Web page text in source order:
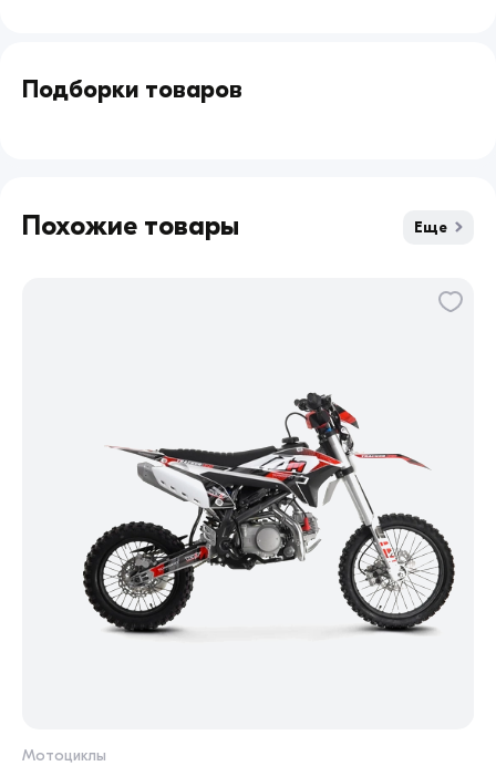
Подборки товаров
Похожие товары Еще
Мотоциклы